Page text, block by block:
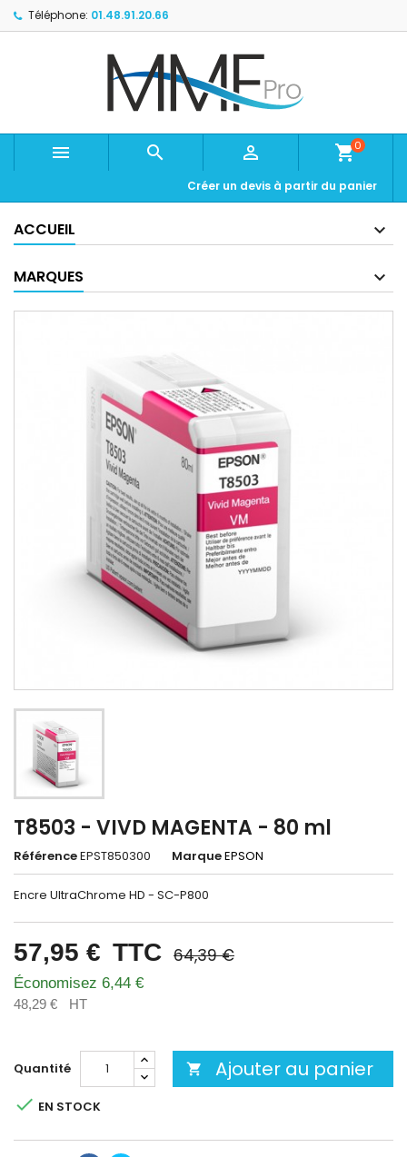
Téléphone: 01.48.91.20.66
   shopping_cart0
Créer un devis à partir du panier
ACCUEIL
MARQUES
T8503 - VIVD MAGENTA - 80 ml
RéférenceEPST850300 MarqueEPSON
Encre UltraChrome HD - SC-P800
57,95 € TTC 64,39 €
Économisez 6,44 €
48,29 € HT
Quantité  Ajouter au panier
 EN STOCK